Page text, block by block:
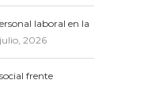
laboral en la
2026
frente